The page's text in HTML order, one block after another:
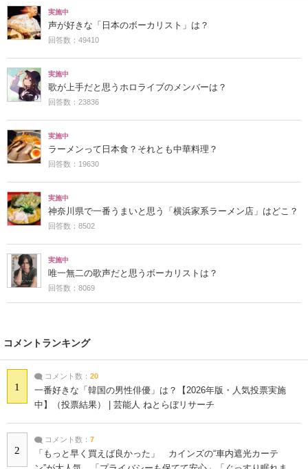
実施中
声が好きな「日本のボーカリスト」は？
回答数：49410
実施中
歌が上手だと思うホロライブのメンバーは？
回答数：23836
実施中
ラーメンって日本食？それとも中華料理？
回答数：19630
実施中
神奈川県で一番うまいと思う「横浜家系ラーメン店」はどこ？
回答数：8502
実施中
唯一無二の歌声だと思うボーカリストは？
回答数：8069
コメントランキング
1
コメント数： 20
一番好きな「韓国の男性俳優」は？【2026年版・人気投票実施
中】（投票結果） | 芸能人 ねとらぼリサーチ
2
コメント数： 7
「もっと早く買えば良かった」 カインズの“車内遮光カーテ